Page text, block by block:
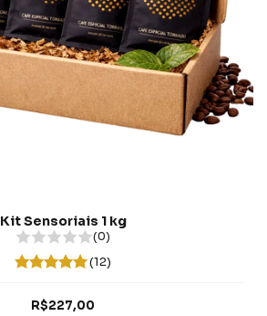
Kit Sensoriais 1 kg
(0)
(12)
R$227,00